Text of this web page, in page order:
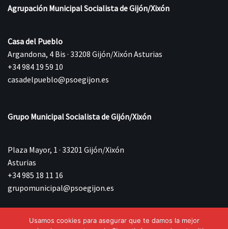
Agrupación Municipal Socialista de Gijón/Xixón
Casa del Pueblo
Argandona, 4 Bis · 33208 Gijón/Xixón Asturias
+34 984 19 59 10
casadelpueblo@psoegijon.es
Grupo Municipal Socialista de Gijón/Xixón
Plaza Mayor, 1 · 33201 Gijón/Xixón
Asturias
+34 985 18 11 16
grupomunicipal@psoegijon.es
©{current_year} Agrupación Municipal Socialista de
Usamos cookies para asegurar que te damos la mejor